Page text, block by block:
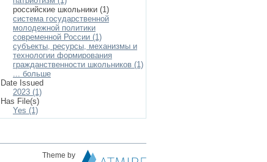
российские школьники (1)
система государственной
молодежной политики
современной России (1)
субъекты, ресурсы, механизмы и
технологии формирования
гражданственности школьников (1)
... больше
Date Issued
2023 (1)
Has File(s)
Yes (1)
Theme by